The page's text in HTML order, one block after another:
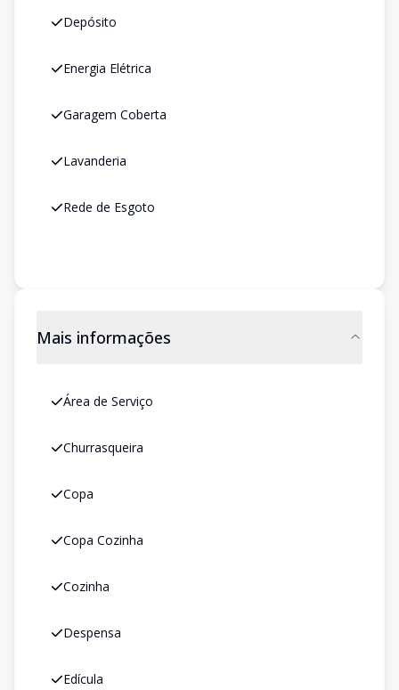
Depósito
Energia Elétrica
Garagem Coberta
Lavanderia
Rede de Esgoto
Mais informações
Área de Serviço
Churrasqueira
Copa
Copa Cozinha
Cozinha
Despensa
Edícula